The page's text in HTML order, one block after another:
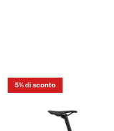
5% di sconto